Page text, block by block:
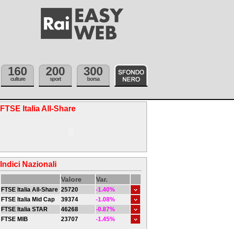
160
culture
200
sport
300
borsa
FTSE Italia All-Share
Indici Nazionali
Valore Var.
FTSE Italia All-Share 25720
-1.40%
FTSE Italia Mid Cap
39374
-1.08%
FTSE Italia STAR
46268
-0.87%
FTSE MIB
23707 -1.45%